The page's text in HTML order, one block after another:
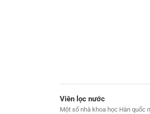
Viên lọc nước
Một số nhà khoa học Hàn quốc